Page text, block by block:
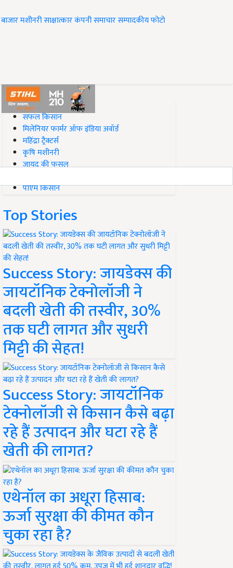
बाजारमशीनरीसाक्षात्कारकंपनी समाचारसम्पादकीयफोटो
#Top on Krishi Jagran
सफल किसान
मिलेनियर फार्मर ऑफ इंडिया अवॉर्ड
महिंद्रा ट्रैक्टर्स
कृषि मशीनरी
जायद की फसल
पीएम किसान
Top Stories
Success Story: जायडेक्स की
जायटॉनिक टेक्नोलॉजी ने
बदली खेती की तस्वीर, 30%
तक घटी लागत और सुधरी
मिट्टी की सेहत!
Success Story: जायटॉनिक
टेक्नोलॉजी से किसान कैसे बढ़ा
रहे हैं उत्पादन और घटा रहे हैं
खेती की लागत?
एथेनॉल का अधूरा हिसाब:
ऊर्जा सुरक्षा की कीमत कौन
चुका रहा है?